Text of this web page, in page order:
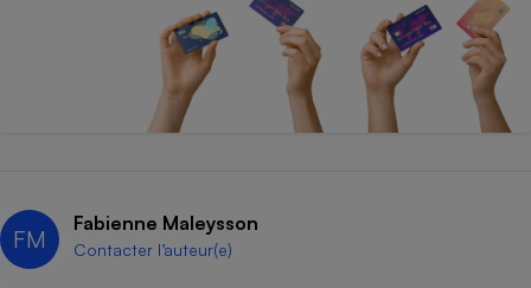
FM
Fabienne Maleysson
Contacter l’auteur(e)